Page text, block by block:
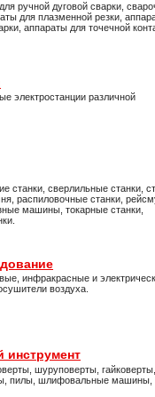
ручной дуговой сварки,
для плазменной резки,
аппараты для точечной
электростанции различной
станки, сверлильные станки,
распиловочные станки,
машины, токарные станки,
инфракрасные и
воздуха.
инструмент
шуруповерты, гайковерты,
пилы, шлифовальные машины,